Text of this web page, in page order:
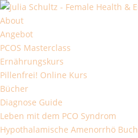
About
Angebot
PCOS Masterclass
Ernährungskurs
Pillenfrei! Online Kurs
Bücher
Diagnose Guide
Leben mit dem PCO Syndrom
Hypothalamische Amenorrhö Buch